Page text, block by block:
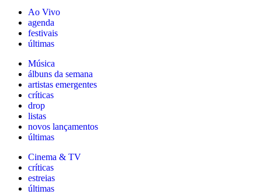
Ao Vivo
agenda
festivais
últimas
Música
álbuns da semana
artistas emergentes
críticas
drop
listas
novos lançamentos
últimas
Cinema & TV
críticas
estreias
últimas